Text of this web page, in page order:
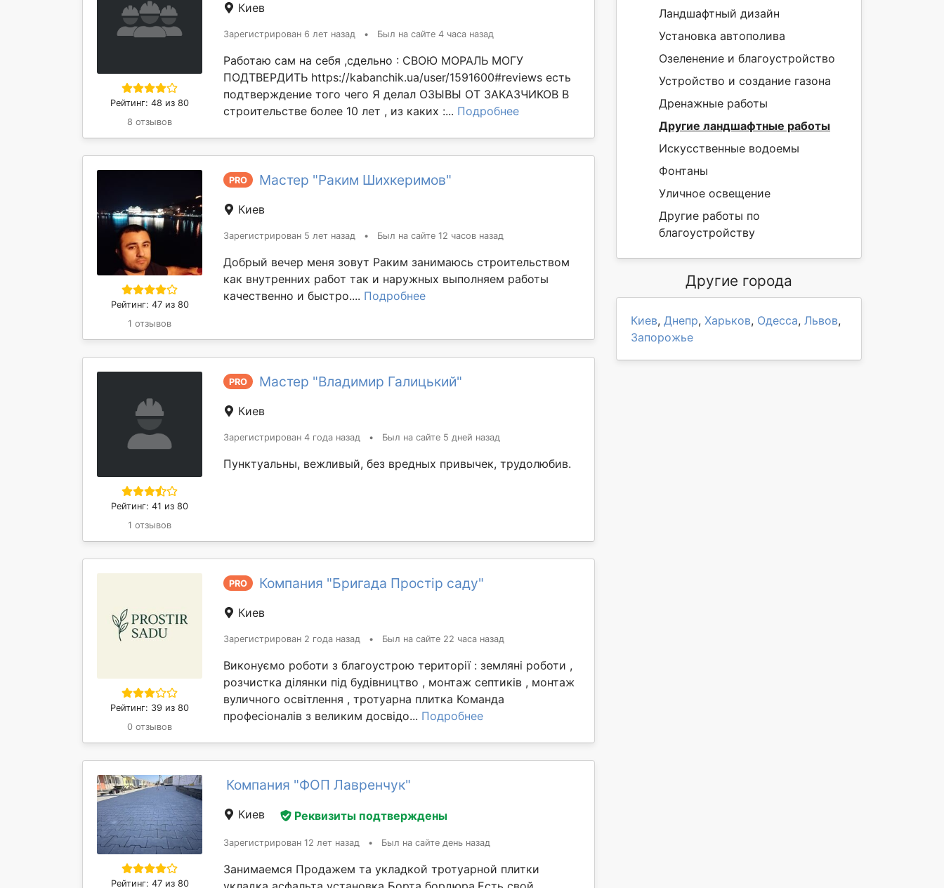
Рейтинг: 48 из 80
8 отзывов
Киев
Зарегистрирован 6 лет назад • Был на сайте 4 часа назад
Работаю сам на себя ,сдельно : СВОЮ МОРАЛЬ МОГУ
ПОДТВЕРДИТЬ https://kabanchik.ua/user/1591600#reviews есть
подтверждение того чего Я делал ОЗЫВЫ ОТ ЗАКАЗЧИКОВ В
строительстве более 10 лет , из каких :... Подробнее
Рейтинг: 47 из 80
1 отзывов
PRO Мастер "Раким Шихкеримов"
Киев
Зарегистрирован 5 лет назад • Был на сайте 12 часов назад
Добрый вечер меня зовут Раким занимаюсь строительством
как внутренних работ так и наружных выполняем работы
качественно и быстро.... Подробнее
Рейтинг: 41 из 80
1 отзывов
PRO Мастер "Владимир Галицький"
Киев
Зарегистрирован 4 года назад • Был на сайте 5 дней назад
Пунктуальны, вежливый, без вредных привычек, трудолюбив.
Рейтинг: 39 из 80
0 отзывов
PRO Компания "Бригада Простір саду"
Киев
Зарегистрирован 2 года назад • Был на сайте 22 часа назад
Виконуємо роботи з благоустрою території : земляні роботи ,
розчистка ділянки під будівництво , монтаж септиків , монтаж
вуличного освітлення , тротуарна плитка Команда
професіоналів з великим досвідо... Подробнее
Рейтинг: 47 из 80
Компания "ФОП Лавренчук"
Киев Реквизиты подтверждены
Зарегистрирован 12 лет назад • Был на сайте день назад
Занимаемся Продажем та укладкой тротуарной плитки
Ландшафтный дизайн
Установка автополива
Озеленение и благоустройство
Устройство и создание газона
Дренажные работы
Другие ландшафтные работы
Искусственные водоемы
Фонтаны
Уличное освещение
Другие работы по
благоустройству
Другие города
Киев, Днепр, Харьков, Одесса, Львов,
Запорожье